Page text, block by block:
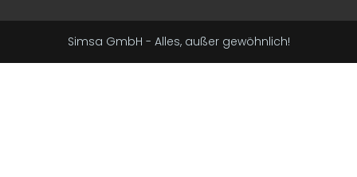
Simsa GmbH - Alles, außer gewöhnlich!